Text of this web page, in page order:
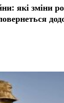
які зміни